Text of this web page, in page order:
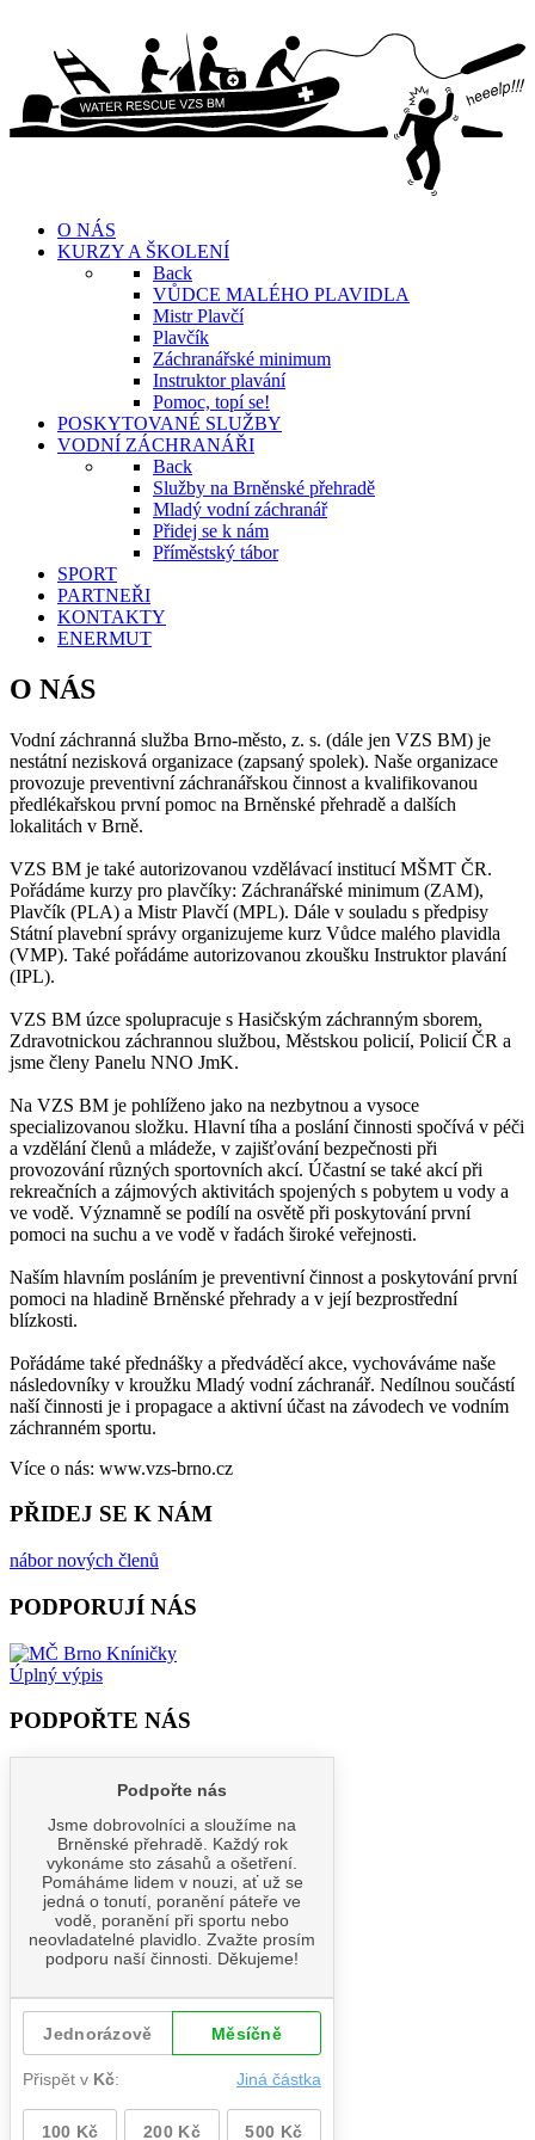
O NÁS
KURZY A ŠKOLENÍ
Back
VŮDCE MALÉHO PLAVIDLA
Mistr Plavčí
Plavčík
Záchranářské minimum
Instruktor plavání
Pomoc, topí se!
POSKYTOVANÉ SLUŽBY
VODNÍ ZÁCHRANÁŘI
Back
Služby na Brněnské přehradě
Mladý vodní záchranář
Přidej se k nám
Příměstský tábor
SPORT
PARTNEŘI
KONTAKTY
ENERMUT
O NÁS
Vodní záchranná služba Brno-město, z. s. (dále jen VZS BM) je
nestátní nezisková organizace (zapsaný spolek). Naše organizace
provozuje preventivní záchranářskou činnost a kvalifikovanou
předlékařskou první pomoc na Brněnské přehradě a dalších
lokalitách v Brně.
VZS BM je také autorizovanou vzdělávací institucí MŠMT ČR.
Pořádáme kurzy pro plavčíky: Záchranářské minimum (ZAM),
Plavčík (PLA) a Mistr Plavčí (MPL). Dále v souladu s předpisy
Státní plavební správy organizujeme kurz Vůdce malého plavidla
(VMP). Také pořádáme autorizovanou zkoušku Instruktor plavání
(IPL).
VZS BM úzce spolupracuje s Hasičským záchranným sborem,
Zdravotnickou záchrannou službou, Městskou policií, Policií ČR a
jsme členy Panelu NNO JmK.
Na VZS BM je pohlíženo jako na nezbytnou a vysoce
specializovanou složku. Hlavní tíha a poslání činnosti spočívá v péči
a vzdělání členů a mládeže, v zajišťování bezpečnosti při
provozování různých sportovních akcí. Účastní se také akcí při
rekreačních a zájmových aktivitách spojených s pobytem u vody a
ve vodě. Významně se podílí na osvětě při poskytování první
pomoci na suchu a ve vodě v řadách široké veřejnosti.
Naším hlavním posláním je preventivní činnost a poskytování první
pomoci na hladině Brněnské přehrady a v její bezprostřední
blízkosti.
Pořádáme také přednášky a předváděcí akce, vychováváme naše
následovníky v kroužku Mladý vodní záchranář. Nedílnou součástí
naší činnosti je i propagace a aktivní účast na závodech ve vodním
záchranném sportu.
Více o nás: www.vzs-brno.cz
PŘIDEJ SE K NÁM
nábor nových členů
PODPORUJÍ NÁS
Úplný výpis
PODPOŘTE NÁS